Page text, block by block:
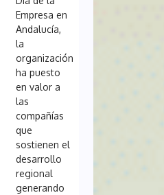
Empresa en
Andalucía,
la
organización
ha puesto
en valor a
las
compañías
que
sostienen el
desarrollo
regional
generando